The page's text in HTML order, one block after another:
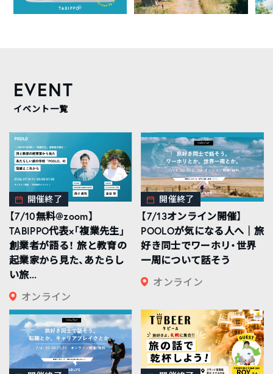
EVENT
イベント一覧
開催終了
【7/10無料@zoom】
TABIPPO代表×「複業先生」
創業者が語る！ 旅と教育の
起業家から見た、あたらし
い旅...
オンライン
開催終了
【7/13オンライン開催】
POOLOが気になる人へ｜旅
好き同士でワーホリ・世界
一周について話そう
オンライン